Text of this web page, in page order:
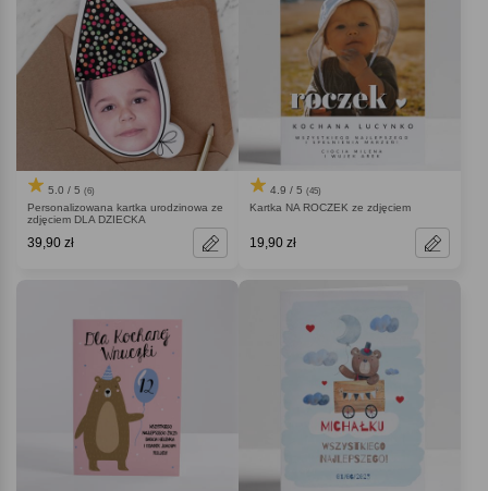
5.0 / 5 (6)
Personalizowana kartka urodzinowa ze
zdjęciem DLA DZIECKA
39,90 zł
4.9 / 5 (45)
Kartka NA ROCZEK ze zdjęciem
19,90 zł